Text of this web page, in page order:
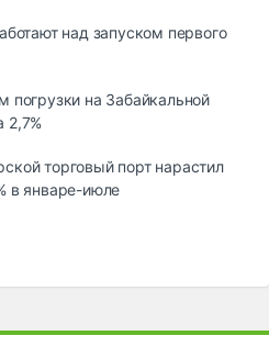
над запуском первого
погрузки на Забайкальной
2,7%
торговый порт нарастил
в январе-июле